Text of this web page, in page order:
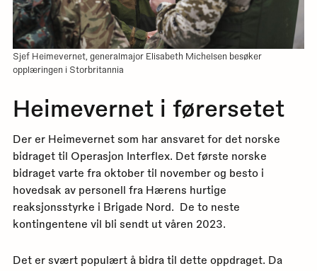
Sjef Heimevernet, generalmajor Elisabeth Michelsen besøker
opplæringen i Storbritannia
Heimevernet i førersetet
Der er Heimevernet som har ansvaret for det norske
bidraget til Operasjon Interflex. Det første norske
bidraget varte fra oktober til november og besto i
hovedsak av personell fra Hærens hurtige
reaksjonsstyrke i Brigade Nord. De to neste
kontingentene vil bli sendt ut våren 2023.
Det er svært populært å bidra til dette oppdraget. Da